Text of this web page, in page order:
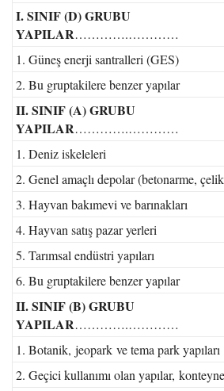
I. SINIF (D) GRUBU
YAPILAR………….…………
1. Güneş enerji santralleri (GES)
2. Bu gruptakilere benzer yapılar
II. SINIF (A) GRUBU
YAPILAR………….…………
1. Deniz iskeleleri
2. Genel amaçlı depolar (betonarme,
3. Hayvan bakımevi ve barınakları
4. Hayvan satış pazar yerleri
5. Tarımsal endüstri yapıları
6. Bu gruptakilere benzer yapılar
II. SINIF (B) GRUBU
YAPILAR………….…………
1. Botanik, jeopark ve tema park yapıları
2. Geçici kullanımı olan yapılar,